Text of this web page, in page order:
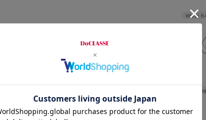
Width